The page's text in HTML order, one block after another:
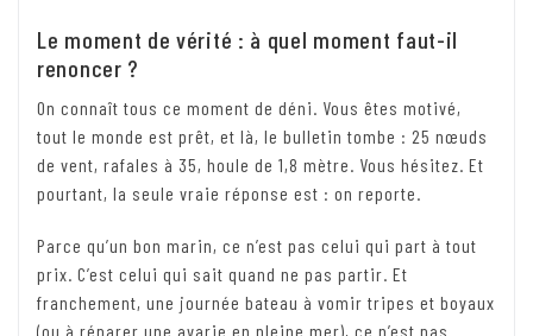
Le moment de vérité : à quel moment faut-il
renoncer ?
On connaît tous ce moment de déni. Vous êtes motivé,
tout le monde est prêt, et là, le bulletin tombe : 25 nœuds
de vent, rafales à 35, houle de 1,8 mètre. Vous hésitez. Et
pourtant, la seule vraie réponse est : on reporte.
Parce qu’un bon marin, ce n’est pas celui qui part à tout
prix. C’est celui qui sait quand ne pas partir. Et
franchement, une journée bateau à vomir tripes et boyaux
(ou à réparer une avarie en pleine mer), ce n’est pas